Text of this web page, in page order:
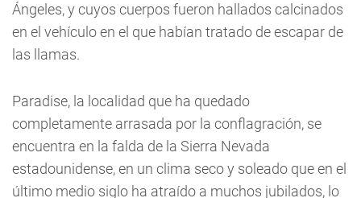
Ángeles, y cuyos cuerpos fueron hallados calcinados
en el vehículo en el que habían tratado de escapar de
las llamas.
Paradise, la localidad que ha quedado
completamente arrasada por la conflagración, se
encuentra en la falda de la Sierra Nevada
estadounidense, en un clima seco y soleado que en el
último medio siglo ha atraído a muchos jubilados, lo